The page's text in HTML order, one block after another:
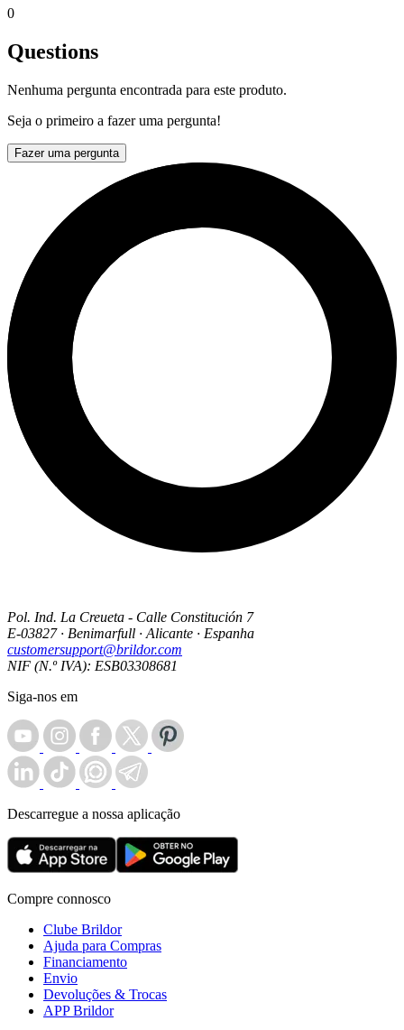
0
Questions
Nenhuma pergunta encontrada para este produto.
Seja o primeiro a fazer uma pergunta!
Fazer uma pergunta
Pol. Ind. La Creueta - Calle Constitución 7
E-03827 · Benimarfull · Alicante · Espanha
customersupport@brildor.com
NIF (N.º IVA): ESB03308681
Siga-nos em
Descarregue a nossa aplicação
Compre connosco
Clube Brildor
Ajuda para Compras
Financiamento
Envio
Devoluções & Trocas
APP Brildor